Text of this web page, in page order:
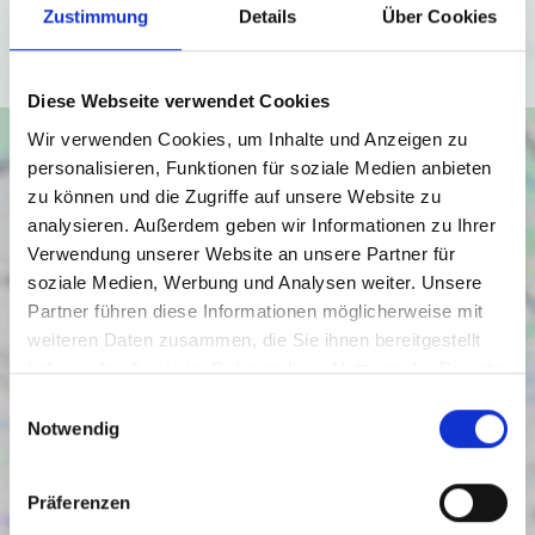
Zustimmung Details Über Cookies
Diese Webseite verwendet Cookies
Wir verwenden Cookies, um Inhalte und Anzeigen zu
personalisieren, Funktionen für soziale Medien anbieten
zu können und die Zugriffe auf unsere Website zu
analysieren. Außerdem geben wir Informationen zu Ihrer
Verwendung unserer Website an unsere Partner für
soziale Medien, Werbung und Analysen weiter. Unsere
Partner führen diese Informationen möglicherweise mit
weiteren Daten zusammen, die Sie ihnen bereitgestellt
haben oder die sie im Rahmen Ihrer Nutzung der Dienste
Notwendig
Präferenzen
Ich bin einverstanden